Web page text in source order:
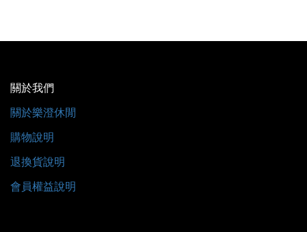
關於我們
關於樂澄休閒
購物說明
退換貨說明
會員權益說明